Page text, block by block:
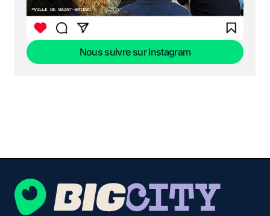
Nous suivre sur Instagram